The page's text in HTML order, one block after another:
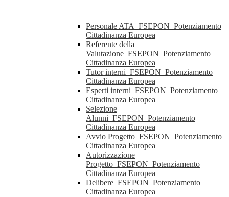
Personale ATA_FSEPON_Potenziamento
Cittadinanza Europea
Referente della
Valutazione_FSEPON_Potenziamento
Cittadinanza Europea
Tutor interni_FSEPON_Potenziamento
Cittadinanza Europea
Esperti interni_FSEPON_Potenziamento
Cittadinanza Europea
Selezione
Alunni_FSEPON_Potenziamento
Cittadinanza Europea
Avvio Progetto_FSEPON_Potenziamento
Cittadinanza Europea
Autorizzazione
Progetto_FSEPON_Potenziamento
Cittadinanza Europea
Delibere_FSEPON_Potenziamento
Cittadinanza Europea